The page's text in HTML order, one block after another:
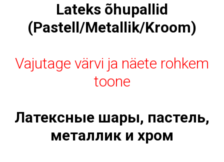
Lateks õhupallid
(Pastell/Metallik/Kroom)
Vajutage värvi ja näete rohkem
toone
Латексные шары, пастель,
металлик и хром